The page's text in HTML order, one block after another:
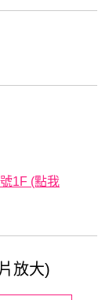
1F (點我
放大)